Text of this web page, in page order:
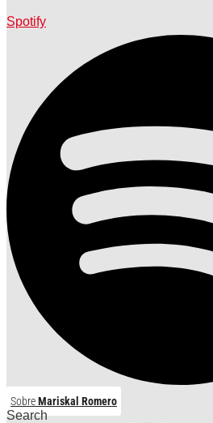
Spotify
SobreMariskal Romero
Search